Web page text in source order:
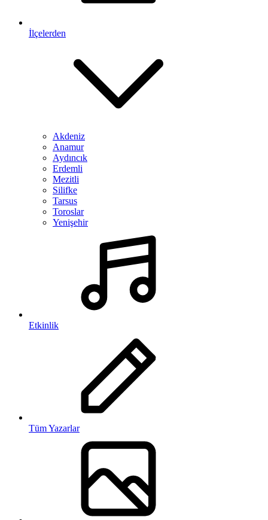
İlçelerden
Akdeniz
Anamur
Aydıncık
Erdemli
Mezitli
Silifke
Tarsus
Toroslar
Yenişehir
Etkinlik
Tüm Yazarlar